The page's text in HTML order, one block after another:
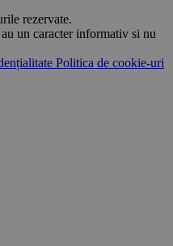
rezervate.
un caracter informativ si nu
Politica de cookie-uri